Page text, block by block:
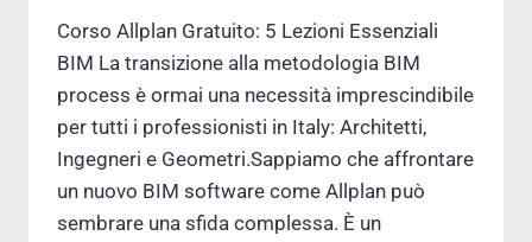
Corso Allplan Gratuito: 5 Lezioni Essenziali
BIM La transizione alla metodologia BIM
process è ormai una necessità imprescindibile
per tutti i professionisti in Italy: Architetti,
Ingegneri e Geometri.Sappiamo che affrontare
un nuovo BIM software come Allplan può
sembrare una sfida complessa. È un